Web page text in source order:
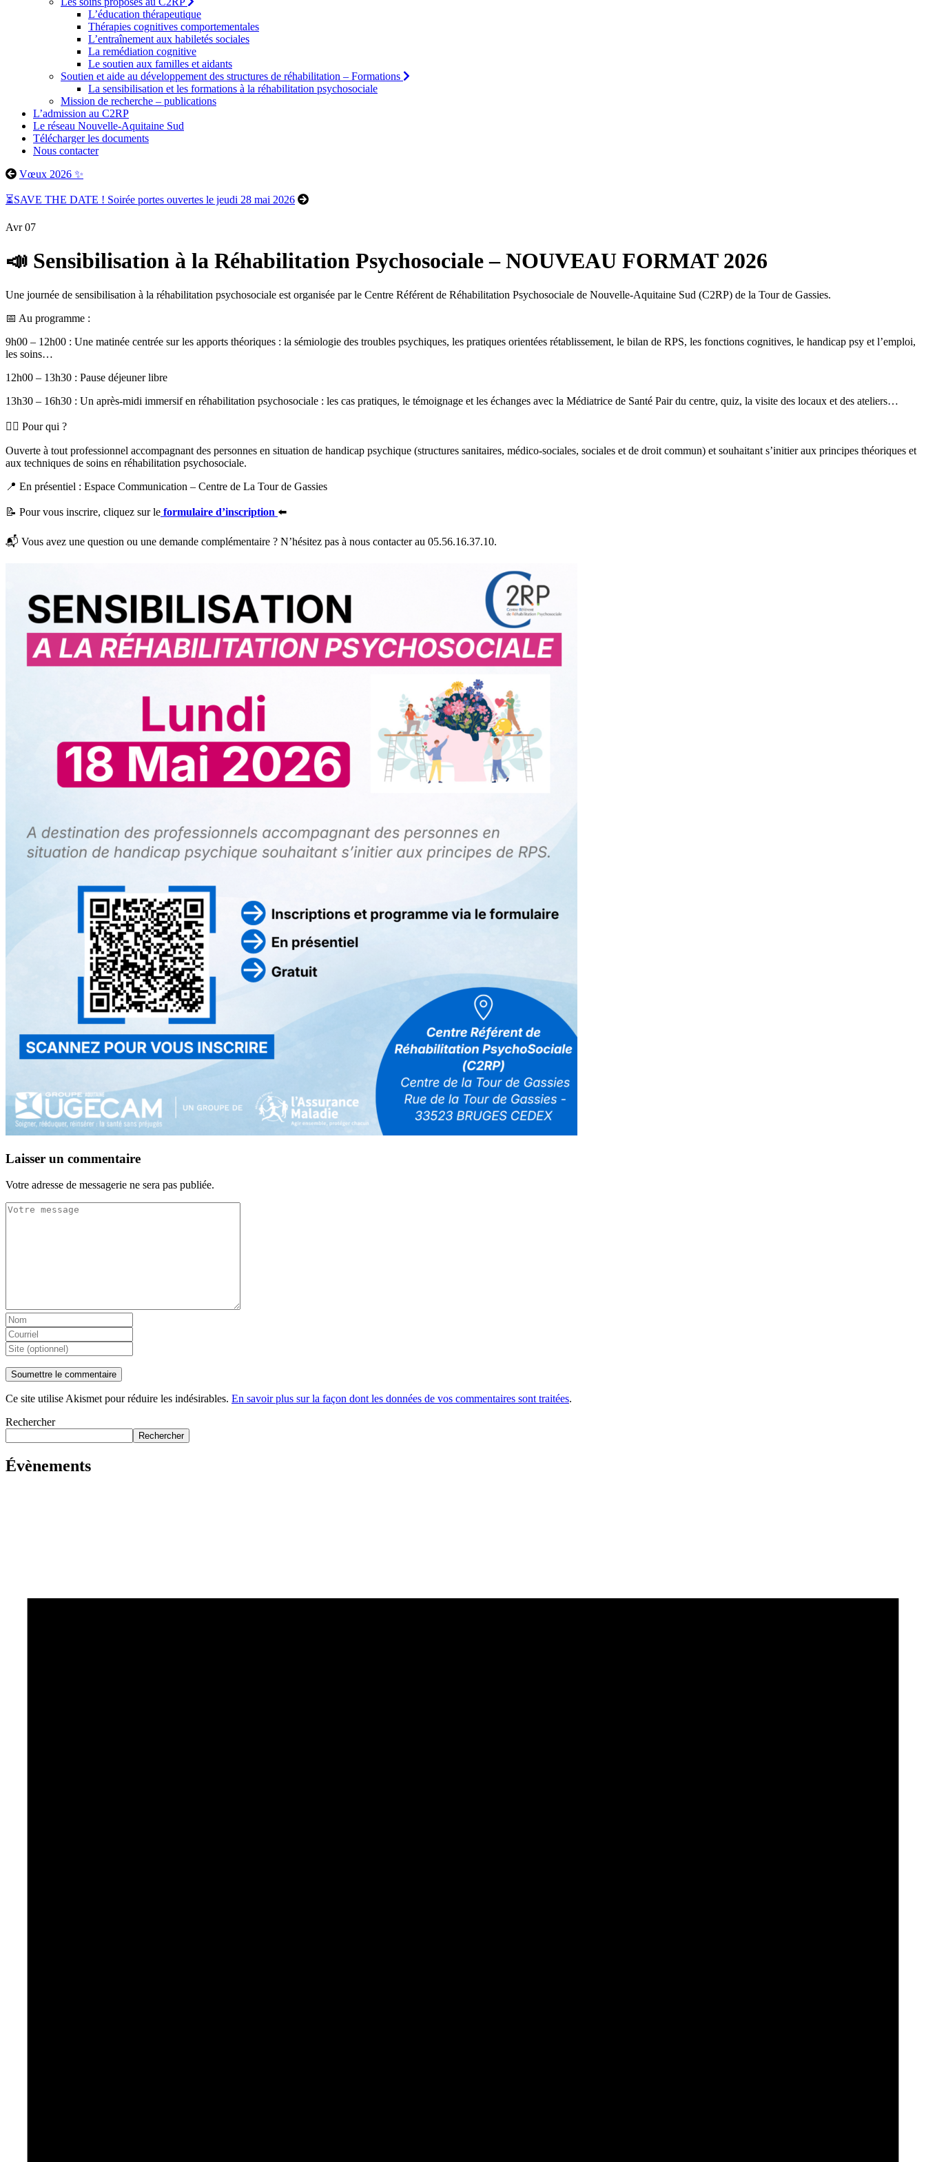
L’éducation thérapeutique
Thérapies cognitives comportementales
L’entraînement aux habiletés sociales
La remédiation cognitive
Le soutien aux familles et aidants
Soutien et aide au développement des structures de réhabilitation – Formations
La sensibilisation et les formations à la réhabilitation psychosociale
Mission de recherche – publications
L’admission au C2RP
Le réseau Nouvelle-Aquitaine Sud
Télécharger les documents
Nous contacter
Vœux 2026 ✨
⏳SAVE THE DATE ! Soirée portes ouvertes le jeudi 28 mai 2026
Avr 07
📣 Sensibilisation à la Réhabilitation Psychosociale – NOUVEAU FORMAT 2026
Une journée de sensibilisation à la réhabilitation psychosociale est organisée par le Centre Référent de Réhabilitation Psychosociale de Nouvelle-Aquitaine Sud (C2RP) de la Tour de Gassies.
📅 Au programme :
9h00 – 12h00 : Une matinée centrée sur les apports théoriques : la sémiologie des troubles psychiques, les pratiques orientées rétablissement, le bilan de RPS, les fonctions cognitives, le handicap psy et l’emploi,
les soins…
12h00 – 13h30 : Pause déjeuner libre
13h30 – 16h30 : Un après-midi immersif en réhabilitation psychosociale : les cas pratiques, le témoignage et les échanges avec la Médiatrice de Santé Pair du centre, quiz, la visite des locaux et des ateliers…
👩‍⚕️ Pour qui ?
Ouverte à tout professionnel accompagnant des personnes en situation de handicap psychique (structures sanitaires, médico-sociales, sociales et de droit commun) et souhaitant s’initier aux principes théoriques et
aux techniques de soins en réhabilitation psychosociale.
📍 En présentiel : Espace Communication – Centre de La Tour de Gassies
📝 Pour vous inscrire, cliquez sur le formulaire d’inscription ⬅️
📬 Vous avez une question ou une demande complémentaire ? N’hésitez pas à nous contacter au 05.56.16.37.10.
Laisser un commentaire
Votre adresse de messagerie ne sera pas publiée.
Ce site utilise Akismet pour réduire les indésirables. En savoir plus sur la façon dont les données de vos commentaires sont traitées.
Rechercher
Rechercher
Évènements